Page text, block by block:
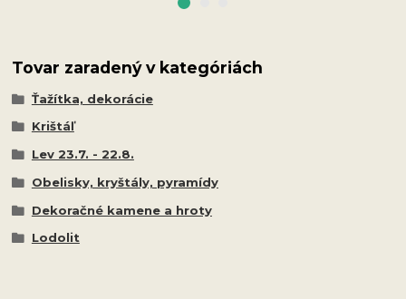
Tovar zaradený v kategóriách
Ťažítka, dekorácie
Krištáľ
Lev 23.7. - 22.8.
Obelisky, kryštály, pyramídy
Dekoračné kamene a hroty
Lodolit